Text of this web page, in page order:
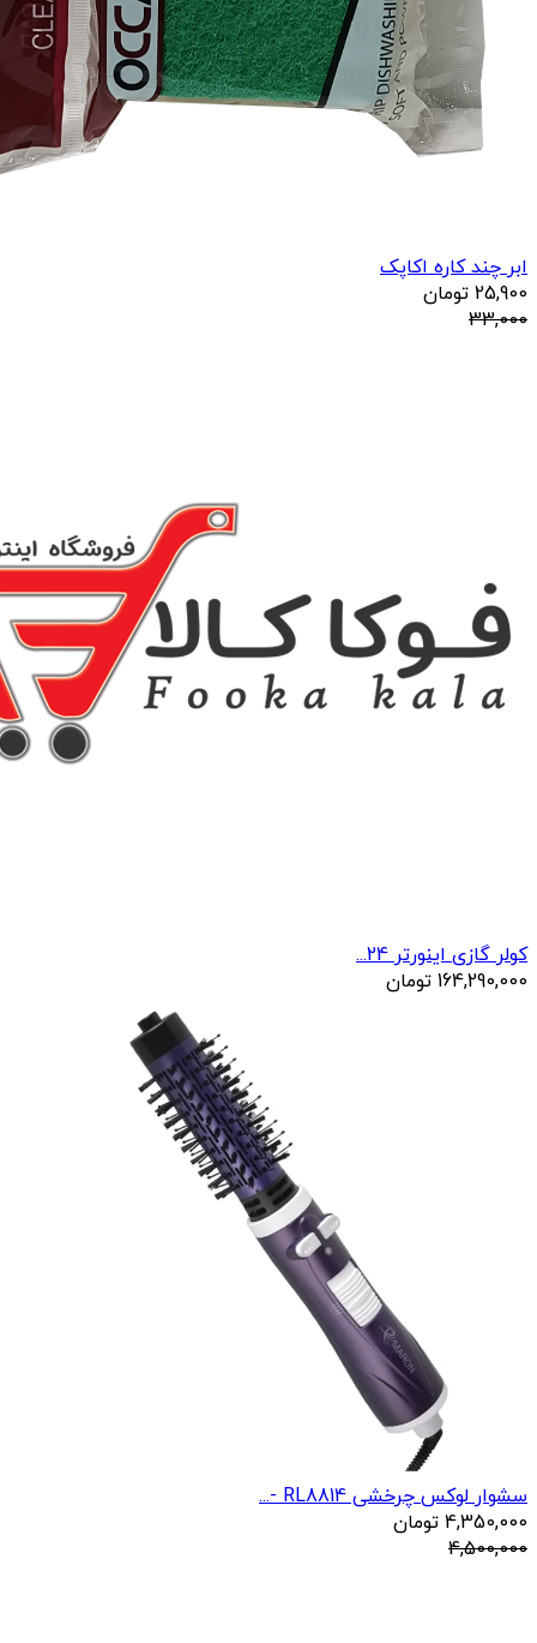
ابر چند کاره اکاپک
25,900 تومان
33,000
کولر گازی اینورتر 24...
164,290,000 تومان
سشوار لوکس چرخشی RL8814 -...
4,350,000 تومان
4,500,000